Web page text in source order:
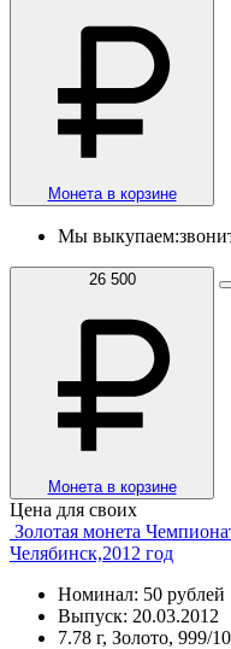
Монета в корзине
Мы выкупаем:
26 500
Монета в корзине
Цена для своих
Золотая монета
Челябинск,2012 год
Номинал: 50 рублей
Выпуск: 20.03.2012
7.78 г, Золото, 999/